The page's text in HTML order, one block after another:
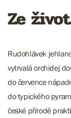
Ze
Rudohlávek
vytrvalá orchidej
do července
do typického
české přírodě